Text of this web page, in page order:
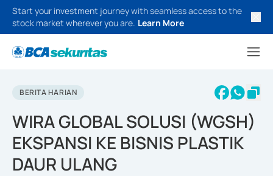
Start your investment journey with seamless access to the
stock market wherever you are. Learn More
BERITA HARIAN
WIRA GLOBAL SOLUSI (WGSH)
EKSPANSI KE BISNIS PLASTIK
DAUR ULANG